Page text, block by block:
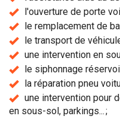
l'ouverture de porte
le remplacement de
le transport de
une intervention en
le siphonnage
la réparation pneu
une intervention pour
en sous-sol, parkings... ;